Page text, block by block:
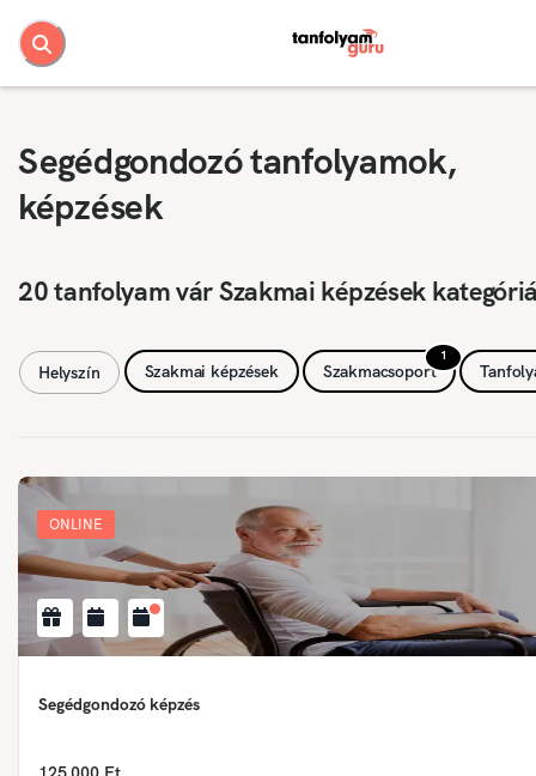
Segédgondozó tanfolyamok,
képzések
20 tanfolyam vár Szakmai képzések
Helyszín Szakmai képzések
1
Szakmacsoport
ONLINE
Segédgondozó képzés